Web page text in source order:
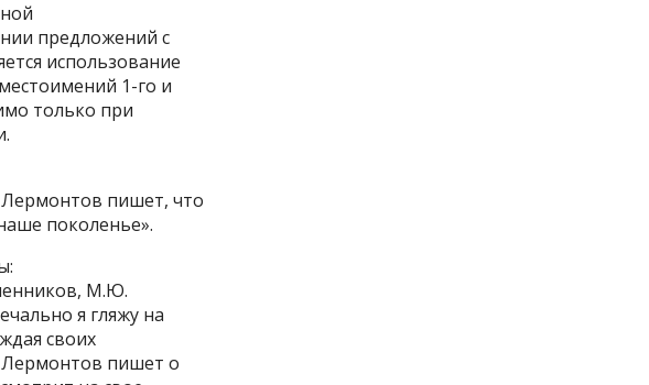
предложений с
использование
1-го и
только при
пишет, что
поколенье».
М.Ю.
я гляжу на
своих
пишет о